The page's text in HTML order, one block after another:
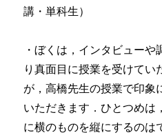
講・単科生）
・ぼくは，インタビューや
り真面目に授業を受けてい
が，高橋先生の授業で印象
いただきます．ひとつめは
に横のものを縦にするのは